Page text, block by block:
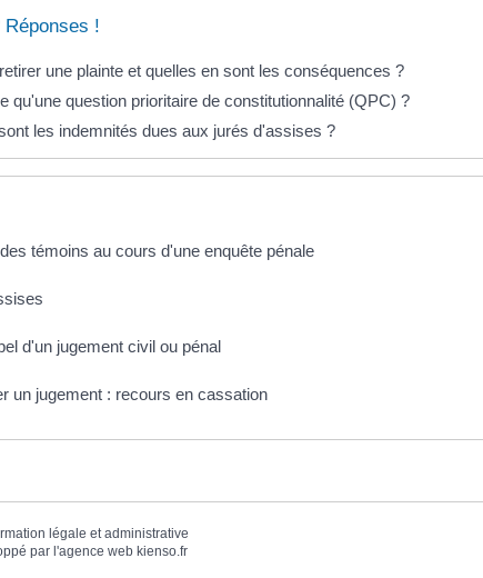
!
une plainte et quelles en sont les conséquences ?
qu'une question prioritaire de constitutionnalité (QPC) ?
les indemnités dues aux jurés d'assises ?
témoins au cours d'une enquête pénale
d'un jugement civil ou pénal
un jugement : recours en cassation
légale et administrative
par l'agence web kienso.fr